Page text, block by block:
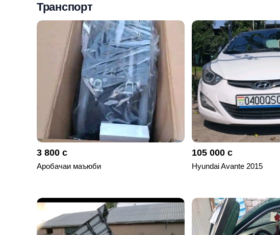
модерации
Скрытые
объявления
Скрытые
Повторно
отправленные
объявления
Транспорт
3 800 с
Аробачаи маъюби
105 000 с
Hyundai Avante 2015